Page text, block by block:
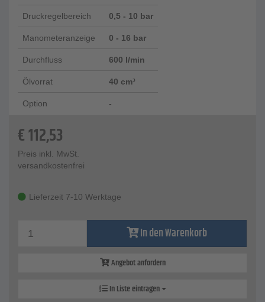
Druckregelbereich 0,5 - 10 bar
Manometeranzeige 0 - 16 bar
Durchfluss 600 l/min
Ölvorrat 40 cm³
Option -
€112,53
Preis inkl. MwSt.
versandkostenfrei
Lieferzeit 7-10 Werktage
In den Warenkorb
Angebot anfordern
In Liste eintragen